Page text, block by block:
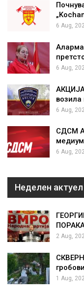
6 Aug,
6 Aug,
возила
6 Aug,
СДСМ
6 Aug,
Неделен актуел
2 Aug,
1 Aug,